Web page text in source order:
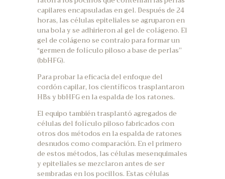
capilares encapsuladas en gel. Después de 24
horas, las células epiteliales se agruparon en
una bola y se adhirieron al gel de colágeno. El
gel de colágeno se contrajo para formar un
“germen de folículo piloso a base de perlas”
(bbHFG).
Para probar la eficacia del enfoque del
cordón capilar, los científicos trasplantaron
HBs y bbHFG en la espalda de los ratones.
El equipo también trasplantó agregados de
células del folículo piloso fabricados con
otros dos métodos en la espalda de ratones
desnudos como comparación. En el primero
de estos métodos, las células mesenquimales
y epiteliales se mezclaron antes de ser
sembradas en los pocillos. Estas células